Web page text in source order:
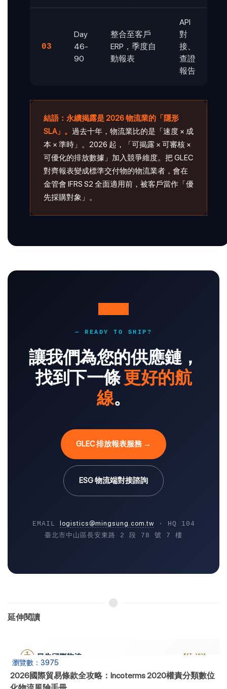
03
Day
46-
90
整合至客戶
ERP，季度自
動報表
API
對
接、
查證
報告
結語：永續揭露是 2026 物流業的「隱形
SLA」。 過去十年，物流業比的是「速度 × 成
本 × 準時」。2026 起，「可揭露 × 可審核 ×
可優化的排放數據」加入競爭維度。把 GLEC
對齊報表變成標準交付物的物流業者，會在
金管會 IFRS S2 全面適用前，被客戶當作「優
先採購對象」。
— READY TO SHIP?
讓我們為您的供應鏈，
找到下一條更好的航
線。
GLEC 排放報表服務 →
ESG 物流端對接諮詢
EMAIL logistics@mingsung.com.tw · HQ 104
臺北市中山區長安東路 2 段 78 號 7 樓
延伸閱讀
瀏覽數：1811
2026三峽檢修停航：鐵水聯運與陸海新通道替代方案，避